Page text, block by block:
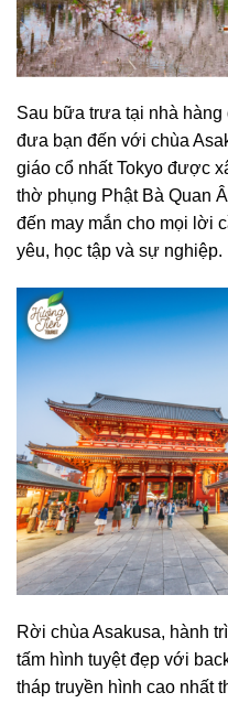
Sau bữa trưa tại nhà
đưa bạn đến với chùa
giáo cổ nhất Tokyo được
thờ phụng Phật Bà Quan
đến may mắn cho mọi lời
yêu, học tập và sự nghiệp.
Rời chùa Asakusa, hành
tấm hình tuyệt đẹp với
tháp truyền hình cao nhất